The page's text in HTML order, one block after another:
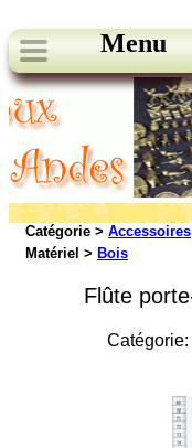
Menu
Catégorie > Accessoires
Matériel > Bois
Flûte
Catégorie: